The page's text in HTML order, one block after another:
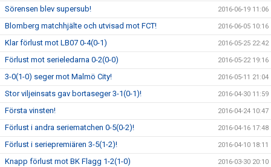
Sörensen blev supersub! 2016-06-19 11:06
Blomberg matchhjälte och utvisad mot FCT! 2016-06-05 10:16
Klar förlust mot LB07 0-4(0-1) 2016-05-25 22:42
Förlust mot serieledarna 0-2(0-0) 2016-05-22 19:16
3-0(1-0) seger mot Malmö City! 2016-05-11 21:04
Stor viljeinsats gav bortaseger 3-1(0-1)! 2016-04-30 11:59
Första vinsten! 2016-04-24 10:47
Förlust i andra seriematchen 0-5(0-2)! 2016-04-16 17:48
Förlust i seriepremiären 3-5(1-2)! 2016-04-10 18:11
Knapp förlust mot BK Flagg 1-2(1-0) 2016-03-30 20:10